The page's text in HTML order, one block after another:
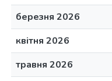
березня 2026
квітня 2026
травня 2026